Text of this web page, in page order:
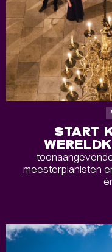
START
meesterpianisten